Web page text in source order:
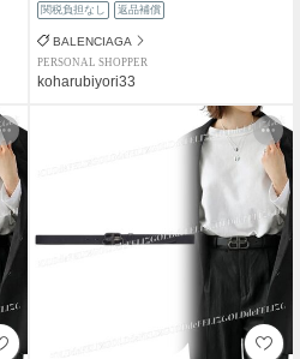
関税負担なし 返品補償
BALENCIAGA
PERSONAL SHOPPER
koharubiyori33